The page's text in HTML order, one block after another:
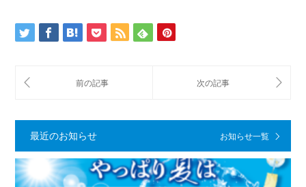
最近のお知らせ お知らせ一覧